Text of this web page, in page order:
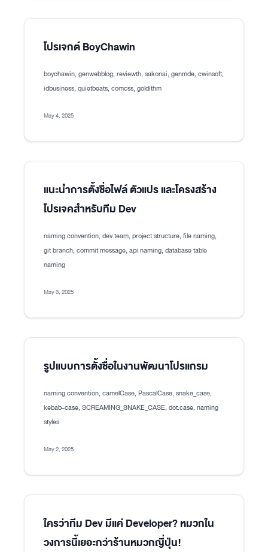
โปรเจกต์ BoyChawin
boychawin, genwebblog, reviewth, sakonai, genmde, cwinsoft,
idbusiness, quietbeats, comcss, goldithm
May 4, 2025
แนะนำการตั้งชื่อไฟล์ ตัวแปร และโครงสร้าง
โปรเจคสำหรับทีม Dev
naming convention, dev team, project structure, file naming,
git branch, commit message, api naming, database table
naming
May 3, 2025
รูปแบบการตั้งชื่อในงานพัฒนาโปรแกรม
naming convention, camelCase, PascalCase, snake_case,
kebab-case, SCREAMING_SNAKE_CASE, dot.case, naming
styles
May 2, 2025
ใครว่าทีม Dev มีแค่ Developer? หมวกใน
วงการนี้เยอะกว่าร้านหมวกญี่ปุ่น!